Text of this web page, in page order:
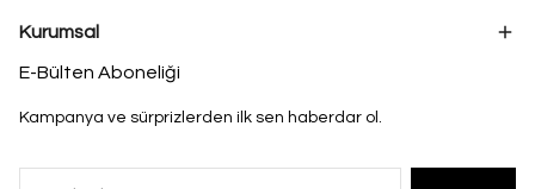
Kurumsal
E-Bülten Aboneliği
Kampanya ve sürprizlerden ilk sen haberdar ol.